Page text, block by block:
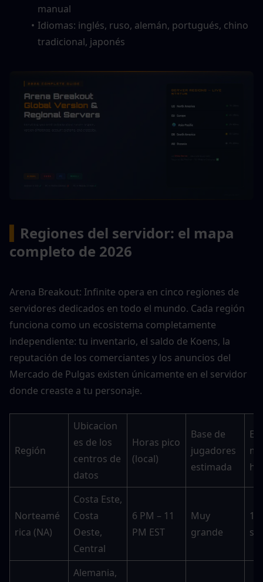
manual
Idiomas: inglés, ruso, alemán, portugués, chino
tradicional, japonés
Regiones del servidor: el mapa
completo de 2026
Arena Breakout: Infinite opera en cinco regiones de
servidores dedicados en todo el mundo. Cada región
funciona como un ecosistema completamente
independiente: tu inventario, el saldo de Koens, la
reputación de los comerciantes y los anuncios del
Mercado de Pulgas existen únicamente en el servidor
donde creaste a tu personaje.
Región
Ubicacion
es de los
centros de
datos
Horas pico
(local)
Base de
jugadores
estimada
Norteamé
rica (NA)
Costa Este,
Costa
Oeste,
Central
6 PM – 11
PM EST
Muy
grande
Alemania,